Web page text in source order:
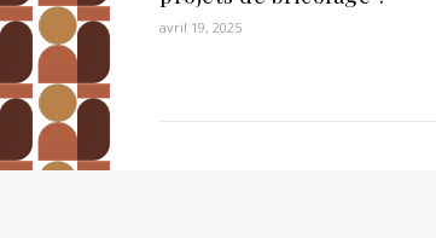
avril 19, 2025